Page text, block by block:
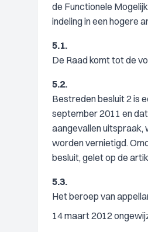
de Functionele
indeling in een hogere
5.1.
De Raad komt tot de
5.2.
Bestreden besluit 2 is
september 2011 en
aangevallen uitspraak,
worden vernietigd.
besluit, gelet op de
5.3.
Het beroep van
14 maart 2012